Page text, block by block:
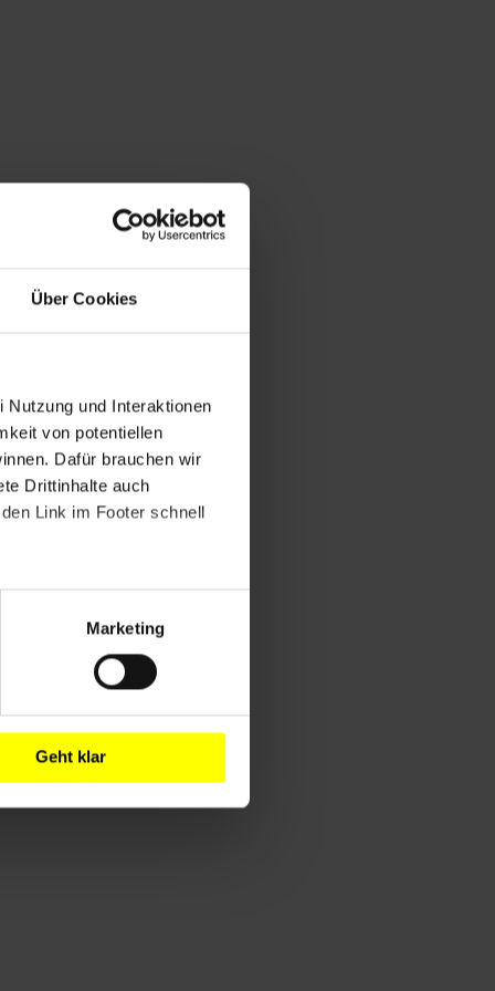
Über Cookies
Nutzung und Interaktionen
von potentiellen
Dafür brauchen wir
Drittinhalte auch
Link im Footer schnell
Marketing
Geht klar